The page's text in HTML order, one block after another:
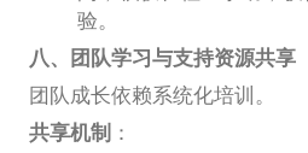
验。
八、团队学习与支持资源共享
团队成长依赖系统化培训。
共享机制 ：